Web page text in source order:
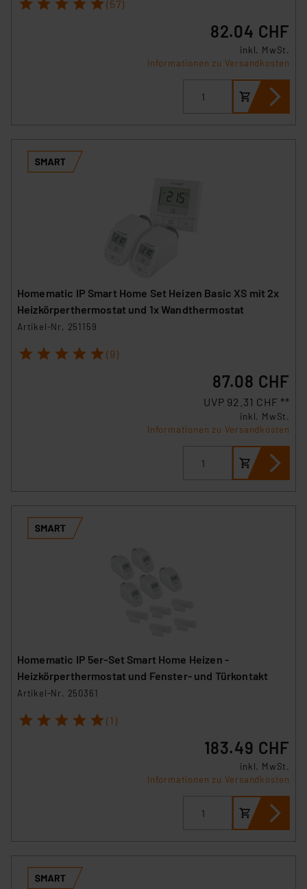
(57)
82.04 CHF
inkl. MwSt.
Informationen zu Versandkosten
Homematic IP Smart Home Set Heizen Basic XS mit 2x
Heizkörperthermostat und 1x Wandthermostat
Artikel-Nr. 251159
1 2 3 4 5 (9)
87.08 CHF
UVP 92.31 CHF **
inkl. MwSt.
Informationen zu Versandkosten
Homematic IP 5er-Set Smart Home Heizen -
Heizkörperthermostat und Fenster- und Türkontakt
Artikel-Nr. 250361
1 2 3 4 5 (1)
183.49 CHF
inkl. MwSt.
Informationen zu Versandkosten